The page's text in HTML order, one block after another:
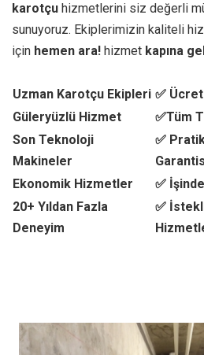
karotçu hizmetlerini siz değerli
sunuyoruz. Ekiplerimizin kaliteli
için hemen ara! hizmet kapına
Uzman Karotçu Ekipleri ✅
Güleryüzlü Hizmet
✅Tüm
Son Teknoloji
Makineler
✅
Ekonomik Hizmetler
✅
20+ Yıldan Fazla
Deneyim
✅